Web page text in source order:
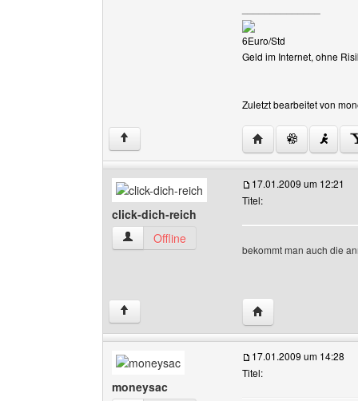
6Euro/Std
Geld im Internet, ohne
Zuletzt bearbeitet von
↑ Website dieses
click-dich-reich
click-dich-reich Benutzer-Profile anzeigen
Offline
17.01.2009 um 12:21
Titel:
bekommt man auch die
↑ Website dieses
moneysac
17.01.2009 um 14:28
Titel: